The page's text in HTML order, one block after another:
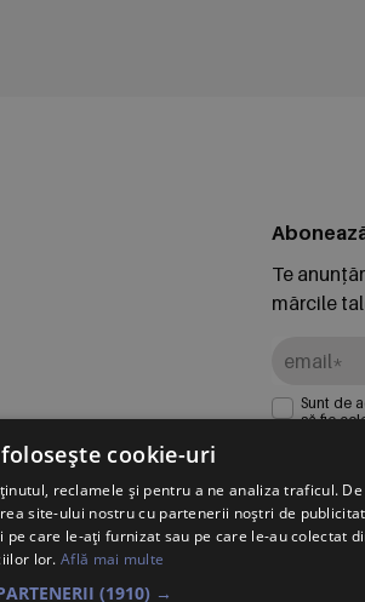
Te
mărcile
Sunt de
să fie
PORSCHE
Voluntari,
cookie-uri
reclamele și pentru a ne analiza traficul. De
site-ului nostru cu partenerii noștri de
care le-ați furnizat sau pe care le-au colectat
lor.Află mai multe
(1910) →